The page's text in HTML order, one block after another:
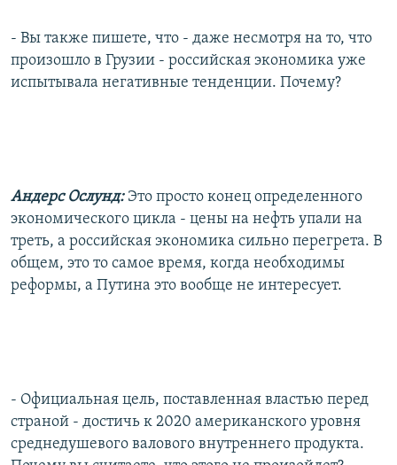
- Вы также пишете, что - даже несмотря на то, что
произошло в Грузии - российская экономика уже
испытывала негативные тенденции. Почему?
Андерс Ослунд: Это просто конец определенного
экономического цикла - цены на нефть упали на
треть, а российская экономика сильно перегрета. В
общем, это то самое время, когда необходимы
реформы, а Путина это вообще не интересует.
- Официальная цель, поставленная властью перед
страной - достичь к 2020 американского уровня
среднедушевого валового внутреннего продукта.